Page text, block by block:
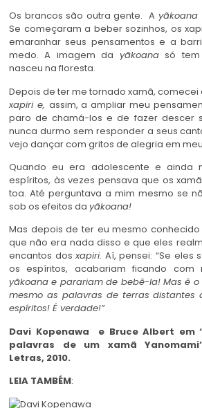
Os brancos são outra gente. Ayãkoana
Se começaram a beber sozinhos, os
emaranhar seus pensamentos e a
medo. A imagem da yãkoanasó tem
nasceu na floresta.
Depois de ter me tornado xamã,
xapiri e, assim, a ampliar meu
paro de chamá-los e de fazer descer
nunca durmo sem responder a seus
vejo dançar com gritos de alegria em
Quando eu era adolescente e ainda
espíritos, às vezes pensava que os
toa. Até perguntava a mim mesmo se
sob os efeitos da yãkoana!
Mas depois de ter eu mesmo
que não era nada disso e que eles
encantos dosxapiri. Aí, pensei: “Se eles
os espíritos, acabariam ficando
yãkoana e parariam de bebê-la! Mas é o
mesmo as palavras de terras distantes
espíritos! É verdade!”
Davi Kopenawa e Bruce Albert em
palavras de um xamã
Letras, 2010.
LEIA TAMBÉM: